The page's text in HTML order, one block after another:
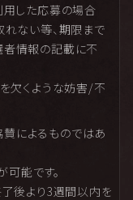
用した応募の場合
ない等、期限まで
情報の記載に不
欠くような妨害/不
によるものではあ
能です。
後より3週間以内を